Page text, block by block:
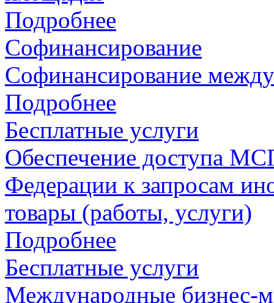
Подробнее
Софинансирование
Софинансирование
Подробнее
Бесплатные услуги
Обеспечение доступа
Федерации к запросам
товары (работы, услуги)
Подробнее
Бесплатные услуги
Международные бизнес-